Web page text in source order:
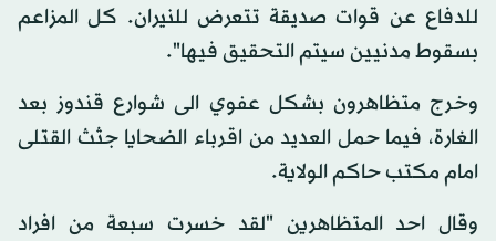
للدفاع عن قوات صديقة تتعرض للنيران. كل المزاعم
بسقوط مدنيين سيتم التحقيق فيها".
وخرج متظاهرون بشكل عفوي الى شوارع قندوز بعد
الغارة، فيما حمل العديد من اقرباء الضحايا جثث القتلى
امام مكتب حاكم الولاية.
وقال احد المتظاهرين "لقد خسرت سبعة من افراد